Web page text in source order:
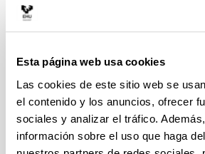
Esta página web usa cookies
Las cookies de este sitio web se
el contenido y los anuncios, ofrecer
sociales y analizar el tráfico.
información sobre el uso que haga
HASTA EL 14/08/2026
Ayudas para financiación de la
infraestructura científica y fondos
UPV/EHU 2026
Trámite abierto
25/03/2026: Corrección de errores del
solicitudes admitidas y excluidas. 23/03/